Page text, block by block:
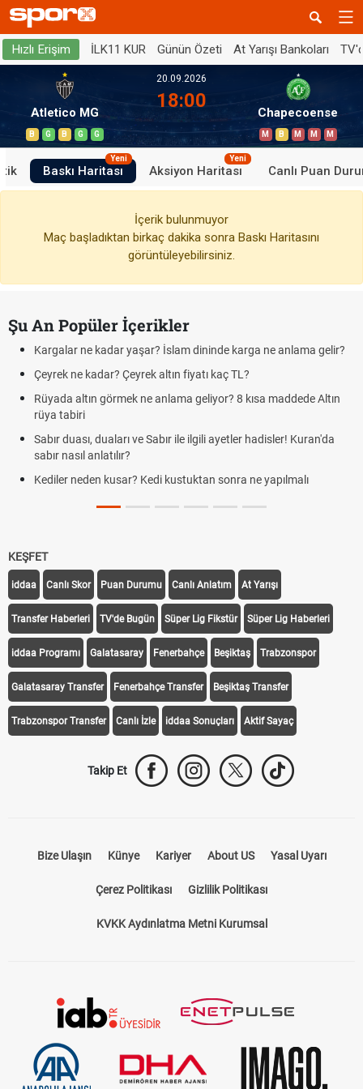
Hızlı Erişim İLK11 KUR Günün Özeti At Yarışı Bankoları
Atletico MG
B G B G G
20.09.2026
18:00
Chapecoense
M B M M M
Baskı Haritası
Yeni
Aksiyon Haritası
Yeni
Canlı Puan
İçerik bulunmuyor
Maç başladıktan birkaç dakika sonra Baskı Haritasını
görüntüleyebilirsiniz.
Şu An Popüler İçerikler
Kargalar ne kadar yaşar? İslam dininde karga ne anlama gelir?
Çeyrek ne kadar? Çeyrek altın fiyatı kaç TL?
Rüyada altın görmek ne anlama geliyor? 8 kısa maddede Altın
rüya tabiri
Sabır duası, duaları ve Sabır ile ilgili ayetler hadisler! Kuran'da
sabır nasıl anlatılır?
Kediler neden kusar? Kedi kustuktan sonra ne yapılmalı
KEŞFET
iddaa Canlı Skor Puan Durumu Canlı Anlatım At Yarışı
Transfer Haberleri TV'de Bugün Süper Lig Fikstür Süper Lig Haberleri
iddaa Programı Galatasaray Fenerbahçe Beşiktaş Trabzonspor
Galatasaray Transfer Fenerbahçe Transfer Beşiktaş Transfer
Trabzonspor Transfer Canlı İzle iddaa Sonuçları Aktif Sayaç
Takip Et
Bize Ulaşın Künye Kariyer About US Yasal Uyarı
Çerez Politikası Gizlilik Politikası
KVKK Aydınlatma Metni Kurumsal